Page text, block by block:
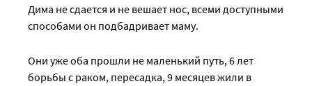
Дима не сдается и не вешает нос, всеми доступными
способами он подбадривает маму.
Они уже оба прошли не маленький путь, 6 лет
борьбы с раком, пересадка, 9 месяцев жили в